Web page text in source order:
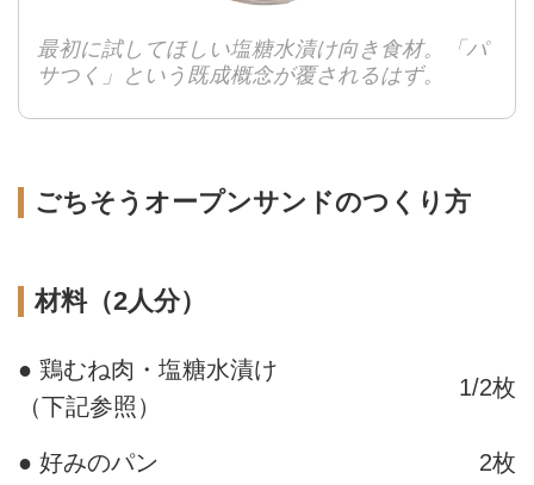
最初に試してほしい塩糖水漬け向き食材。「パ
サつく」という既成概念が覆されるはず。
ごちそうオープンサンドのつくり方
材料（2人分）
● 鶏むね肉・塩糖水漬け
（下記参照）
1/2枚
● 好みのパン 2枚